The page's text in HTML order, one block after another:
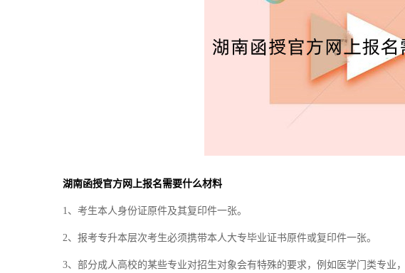
湖南函授官方网上报名需要什么材料
1、考生本人身份证原件及其复印件一张。
2、报考专升本层次考生必须携带本人大专毕业证书原件或复印件一张。
3、部分成人高校的某些专业对招生对象会有特殊的要求，例如医学门类专业